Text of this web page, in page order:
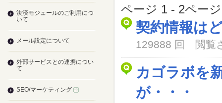
ページ 1 - 2ペー
契約情報は
129888 回 閲覧
カゴラボを
が・・・
決済モジュールのご利用につ
いて
メール設定について
外部サービスとの連携につい
て
SEO/マーケティング